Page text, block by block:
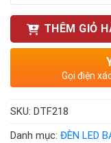
THÊM GIỎ
Gọi điện
SKU: DTF218
Danh mục: ĐÈN LED